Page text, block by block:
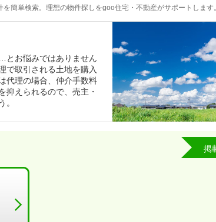
簡単検索。理想の物件探しをgoo住宅・不動産がサポートします
とお悩みではありません
で取引される土地を購入
代理の場合、仲介手数料
抑えられるので、売主・
。
掲